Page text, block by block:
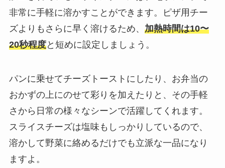
非常に手軽に溶かすことができます。ピザ用チー
ズよりもさらに早く溶けるため、 加熱時間は10〜
20秒程度と短めに設定しましょう。
パンに乗せてチーズトーストにしたり、お弁当の
おかずの上にのせて彩りを加えたりと、その手軽
さから日常の様々なシーンで活躍してくれます。
スライスチーズは塩味もしっかりしているので、
溶かして野菜に絡めるだけでも立派な一品になり
ますよ。